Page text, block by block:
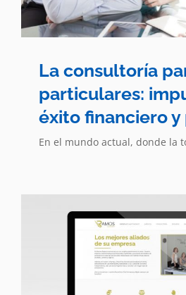
La consultoría
particulares:
éxito financiero
En el mundo actual, donde la